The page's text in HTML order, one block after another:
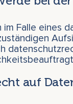
Falle eines
auf